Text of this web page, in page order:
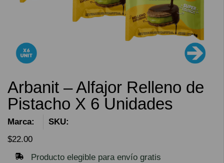
Arbanit – Alfajor Relleno de
Pistacho X 6 Unidades
Marca:
SKU:
$22.00
Producto elegible para envío gratis